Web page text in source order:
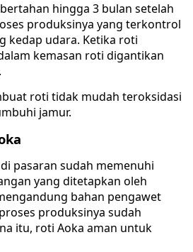
hingga 3 bulan setelah
produksinya yang terkontrol
kedap udara. Ketika roti
kemasan roti digantikan
roti tidak mudah teroksidasi
jamur.
pasaran sudah memenuhi
yang ditetapkan oleh
bahan pengawet
produksinya sudah
itu, roti Aoka aman untuk